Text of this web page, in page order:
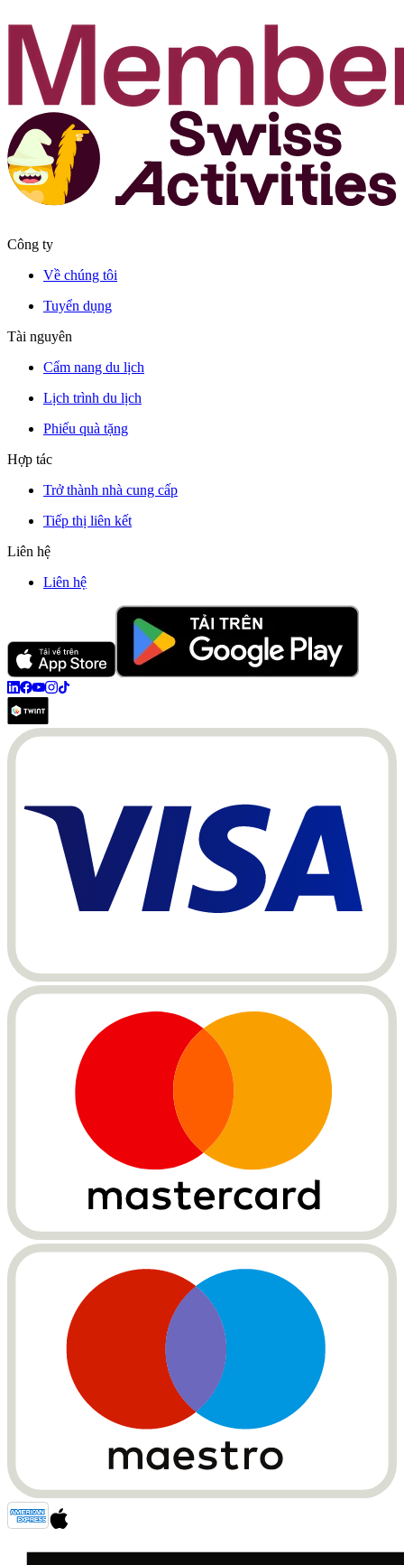
Công ty
Về chúng tôi
Tuyển dụng
Tài nguyên
Cẩm nang du lịch
Lịch trình du lịch
Phiếu quà tặng
Hợp tác
Trở thành nhà cung cấp
Tiếp thị liên kết
Liên hệ
Liên hệ